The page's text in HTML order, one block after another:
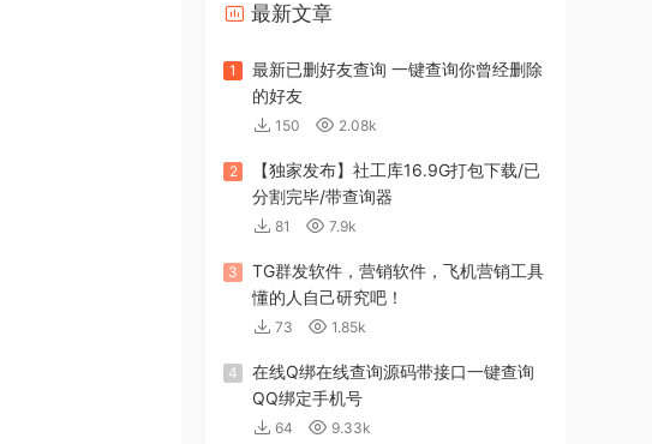
最新文章
1
最新已删好友查询 一键查询你曾经删除
的好友
150 2.08k
2
【独家发布】社工库16.9G打包下载/已
分割完毕/带查询器
81 7.9k
3
TG群发软件，营销软件，飞机营销工具
懂的人自己研究吧！
73 1.85k
4
在线Q绑在线查询源码带接口一键查询
QQ绑定手机号
64 9.33k